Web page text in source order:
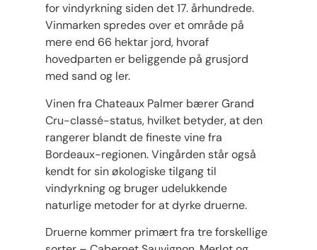
for vindyrkning siden det 17. århundrede.
Vinmarken spredes over et område på
mere end 66 hektar jord, hvoraf
hovedparten er beliggende på grusjord
med sand og ler.
Vinen fra Chateaux Palmer bærer Grand
Cru-classé-status, hvilket betyder, at den
rangerer blandt de fineste vine fra
Bordeaux-regionen. Vingården står også
kendt for sin økologiske tilgang til
vindyrkning og bruger udelukkende
naturlige metoder for at dyrke druerne.
Druerne kommer primært fra tre forskellige